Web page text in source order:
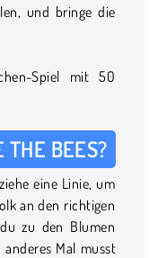
und bringe die
Spiel mit 50
THE BEES?
eine Linie, um
an den richtigen
zu den Blumen
Mal musst